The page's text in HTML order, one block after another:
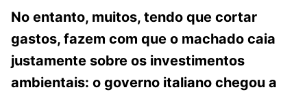
No entanto, muitos, tendo que cortar
gastos, fazem com que o machado caia
justamente sobre os investimentos
ambientais: o governo italiano chegou a